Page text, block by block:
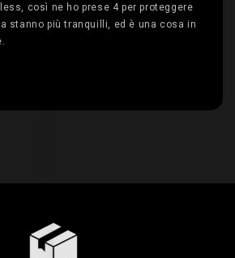
così ne ho prese 4 per proteggere
stanno più tranquilli, ed è una cosa in